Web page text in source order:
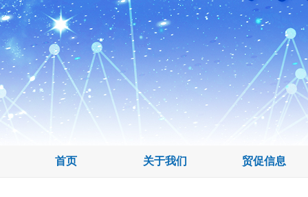
首页 关于我们 贸促信息